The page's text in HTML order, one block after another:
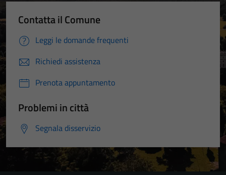
Contatta il Comune
Leggi le domande frequenti
Richiedi assistenza
Prenota appuntamento
Problemi in città
Segnala disservizio